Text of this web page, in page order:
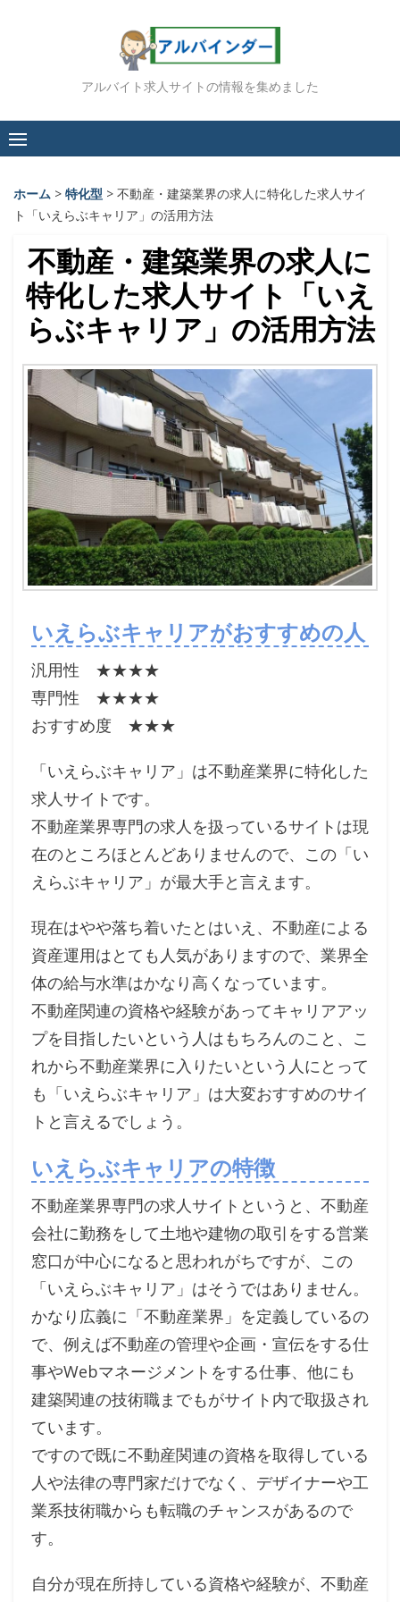
アルバイト求人サイトの情報を集めました
ホーム > 特化型 > 不動産・建築業界の求人に特化した求人サイ
ト「いえらぶキャリア」の活用方法
不動産・建築業界の求人に
特化した求人サイト「いえ
らぶキャリア」の活用方法
いえらぶキャリアがおすすめの人
汎用性 ★★★★
専門性 ★★★★
おすすめ度 ★★★
「いえらぶキャリア」は不動産業界に特化した
求人サイトです。
不動産業界専門の求人を扱っているサイトは現
在のところほとんどありませんので、この「い
えらぶキャリア」が最大手と言えます。
現在はやや落ち着いたとはいえ、不動産による
資産運用はとても人気がありますので、業界全
体の給与水準はかなり高くなっています。
不動産関連の資格や経験があってキャリアアッ
プを目指したいという人はもちろんのこと、こ
れから不動産業界に入りたいという人にとって
も「いえらぶキャリア」は大変おすすめのサイ
トと言えるでしょう。
いえらぶキャリアの特徴
不動産業界専門の求人サイトというと、不動産
会社に勤務をして土地や建物の取引をする営業
窓口が中心になると思われがちですが、この
「いえらぶキャリア」はそうではありません。
かなり広義に「不動産業界」を定義しているの
で、例えば不動産の管理や企画・宣伝をする仕
事やWebマネージメントをする仕事、他にも
建築関連の技術職までもがサイト内で取扱され
ています。
ですので既に不動産関連の資格を取得している
人や法律の専門家だけでなく、デザイナーや工
業系技術職からも転職のチャンスがあるので
す。
自分が現在所持している資格や経験が、不動産